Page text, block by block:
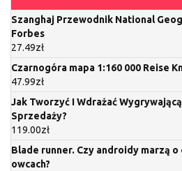
Szanghaj Przewodnik National
Forbes
27.49zł
Czarnogóra mapa 1:160 000 Reise
47.99zł
Jak Tworzyć I Wdrażać
Sprzedaży?
119.00zł
Blade runner. Czy androidy marzą
owcach?